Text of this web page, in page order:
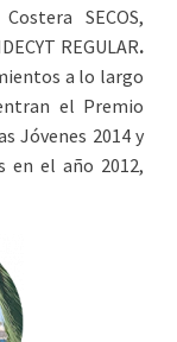
SECOS,
REGULAR.
a lo largo
el Premio
Jóvenes 2014 y
en el año 2012,